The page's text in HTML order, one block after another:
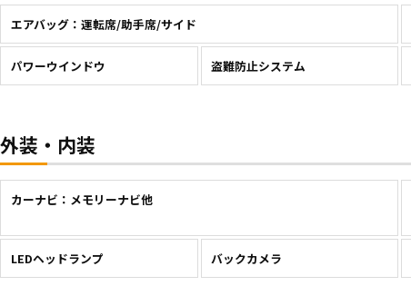
エアバッグ：運転席/助手席/サイド
パワーウインドウ 盗難防止システム
外装・内装
カーナビ：メモリーナビ他
LEDヘッドランプ バックカメラ